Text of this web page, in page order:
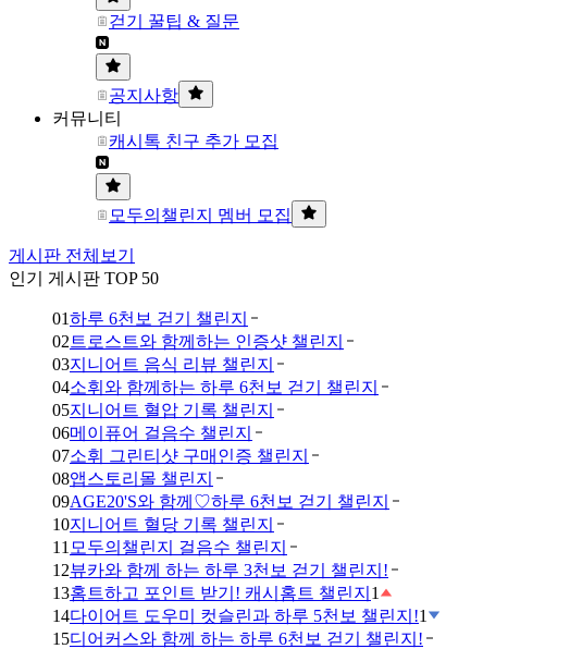
걷기 꿀팁 & 질문
공지사항
커뮤니티
캐시톡 친구 추가 모집
모두의챌린지 멤버 모집
게시판 전체보기
인기 게시판 TOP 50
01하루 6천보 걷기 챌린지
02 트로스트와 함께하는 인증샷 챌린지
03지니어트 음식 리뷰 챌린지
04소휘와 함께하는 하루 6천보 걷기 챌린지
05지니어트 혈압 기록 챌린지
06메이퓨어 걸음수 챌린지
07소휘 그린티샷 구매인증 챌린지
08앱스토리몰 챌린지
09AGE20'S와 함께♡하루 6천보 걷기 챌린지
10지니어트 혈당 기록 챌린지
11 모두의챌린지 걸음수 챌린지
12뷰카와 함께 하는 하루 3천보 걷기 챌린지!
13홈트하고 포인트 받기! 캐시홈트 챌린지 1
14다이어트 도우미 컷슬린과 하루 5천보 챌린지!1
15디어커스와 함께 하는 하루 6천보 걷기 챌린지!